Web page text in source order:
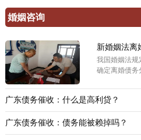
婚姻咨询
新婚姻法离
我国婚姻法规
确定离婚债务
广东债务催收：什么是高利贷？
广东债务催收：债务能被赖掉吗？